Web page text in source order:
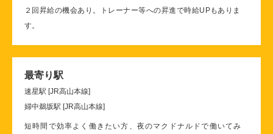
２回昇給の機会あり。トレーナー等への昇進で時給UPもありま
す。
最寄り駅
速星駅 [JR高山本線]
婦中鵜坂駅 [JR高山本線]
短時間で効率よく働きたい方、夜のマクドナルドで働いてみ